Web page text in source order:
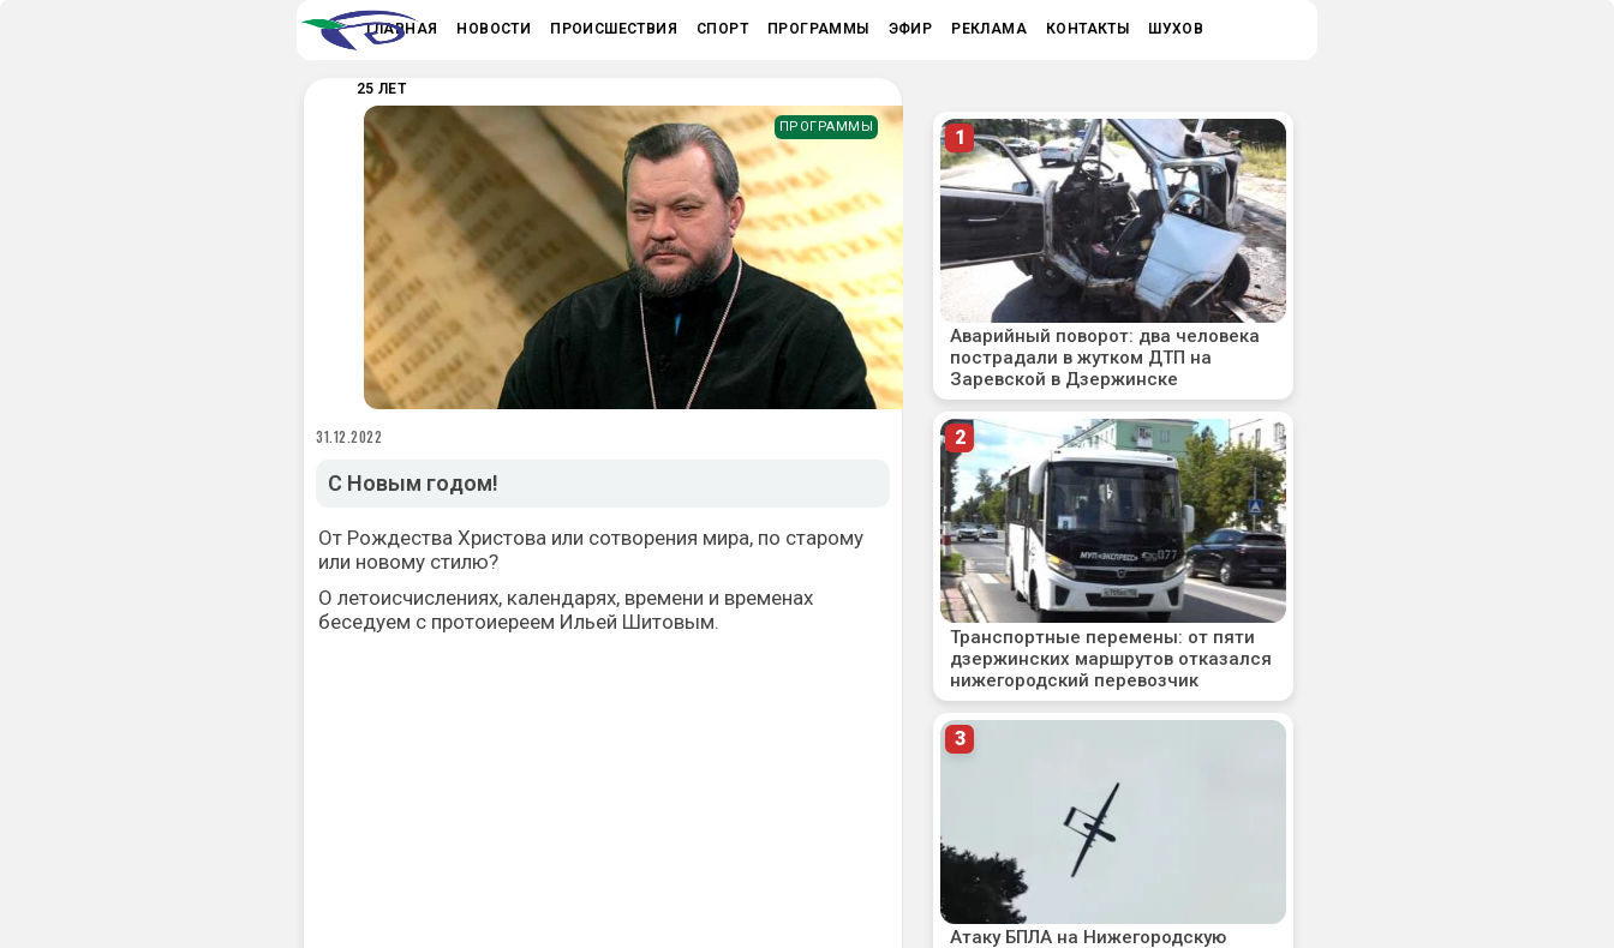
ГЛАВНАЯ НОВОСТИ ПРОИСШЕСТВИЯ СПОРТ ПРОГРАММЫ ЭФИР РЕКЛАМА КОНТАКТЫ ШУХОВ
25 ЛЕТ
ПРОГРАММЫ
31.12.2022
С Новым годом!
От Рождества Христова или сотворения мира, по старому
или новому стилю?
О летоисчислениях, календарях, времени и временах
беседуем с протоиереем Ильей Шитовым.